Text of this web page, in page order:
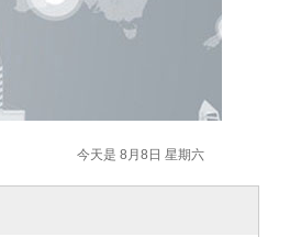
今天是 8月8日 星期六